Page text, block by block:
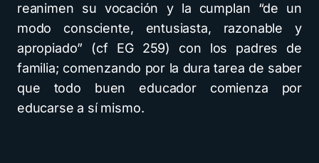
reanimen su vocación y la cumplan “de un
modo consciente, entusiasta, razonable y
apropiado” (cf EG 259) con los padres de
familia; comenzando por la dura tarea de saber
que todo buen educador comienza por
educarse a sí mismo.